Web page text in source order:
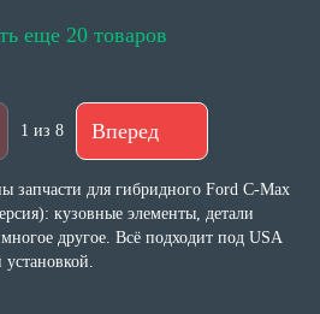
еще 20 товаров
1 из 8 Вперед
запчасти для гибридного Ford C-Max
кузовные элементы, детали
другое. Всё подходит под USA